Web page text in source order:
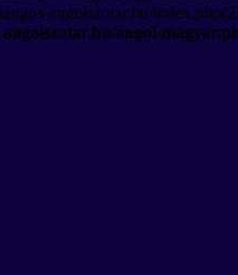
angolszotar.hu/
angol-